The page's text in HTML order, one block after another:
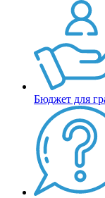
Бюджет для